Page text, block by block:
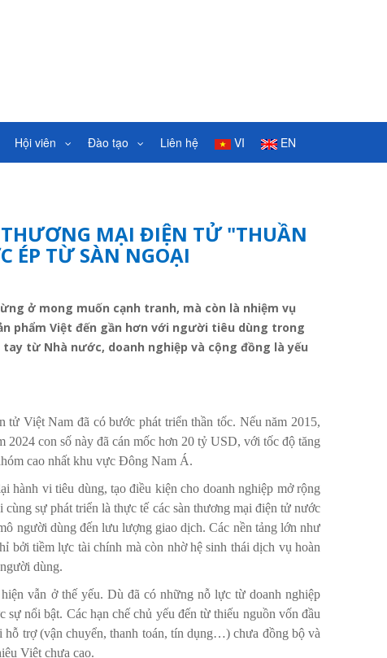
Hội viên Đào tạo Liên hệ VI EN
MẠI ĐIỆN TỬ "THUẦN
ÉP TỪ SÀN NGOẠI
ở mong muốn cạnh tranh, mà còn là nhiệm vụ
phẩm Việt đến gần hơn với người tiêu dùng trong
từ Nhà nước, doanh nghiệp và cộng đồng là yếu
Việt Nam đã có bước phát triển thần tốc. Nếu năm 2015,
con số này đã cán mốc hơn 20 tỷ USD, với tốc độ tăng
cao nhất khu vực Đông Nam Á.
hành vi tiêu dùng, tạo điều kiện cho doanh nghiệp mở rộng
sự phát triển là thực tế các sàn thương mại điện tử nước
người dùng đến lưu lượng giao dịch. Các nền tảng lớn như
bởi tiềm lực tài chính mà còn nhờ hệ sinh thái dịch vụ hoàn
dùng.
vẫn ở thế yếu. Dù đã có những nỗ lực từ doanh nghiệp
nổi bật. Các hạn chế chủ yếu đến từ thiếu nguồn vốn đầu
hỗ trợ (vận chuyển, thanh toán, tín dụng…) chưa đồng bộ và
Việt chưa cao.